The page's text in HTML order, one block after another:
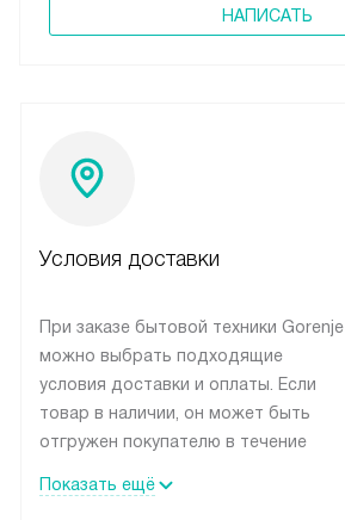
НАПИСАТЬ
Условия доставки
При заказе бытовой техники Gorenje
можно выбрать подходящие
условия доставки и оплаты. Если
товар в наличии, он может быть
отгружен покупателю в течение
лейблом доставляется бесплатно
Показать ещё